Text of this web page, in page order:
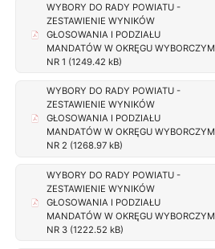
WYBORY DO RADY POWIATU -
ZESTAWIENIE WYNIKÓW
GŁOSOWANIA I PODZIAŁU
MANDATÓW W OKRĘGU WYBORCZYM
NR 1 (1249.42 kB)
WYBORY DO RADY POWIATU -
ZESTAWIENIE WYNIKÓW
GŁOSOWANIA I PODZIAŁU
MANDATÓW W OKRĘGU WYBORCZYM
NR 2 (1268.97 kB)
WYBORY DO RADY POWIATU -
ZESTAWIENIE WYNIKÓW
GŁOSOWANIA I PODZIAŁU
MANDATÓW W OKRĘGU WYBORCZYM
NR 3 (1222.52 kB)